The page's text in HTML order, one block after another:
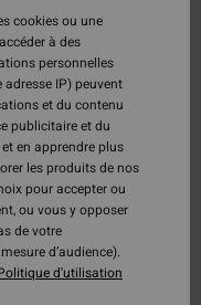
cookies ou une
à des
personnelles
IP) peuvent
et du contenu
publicitaire et du
en apprendre plus
les produits de nos
pour accepter ou
ou vous y opposer
de votre
d’audience).
d'utilisation